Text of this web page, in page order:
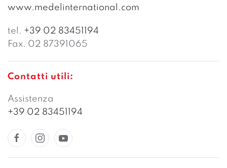
www.medelinternational.com
tel. +39 02 83451194
Fax. 02 87391065
Contatti utili:
Assistenza
+39 02 83451194